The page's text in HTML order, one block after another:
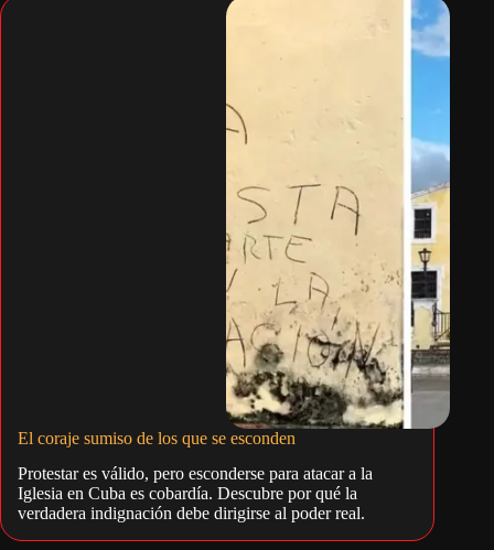
El coraje sumiso de los que se esconden
Protestar es válido, pero esconderse para atacar a la
Iglesia en Cuba es cobardía. Descubre por qué la
verdadera indignación debe dirigirse al poder real.